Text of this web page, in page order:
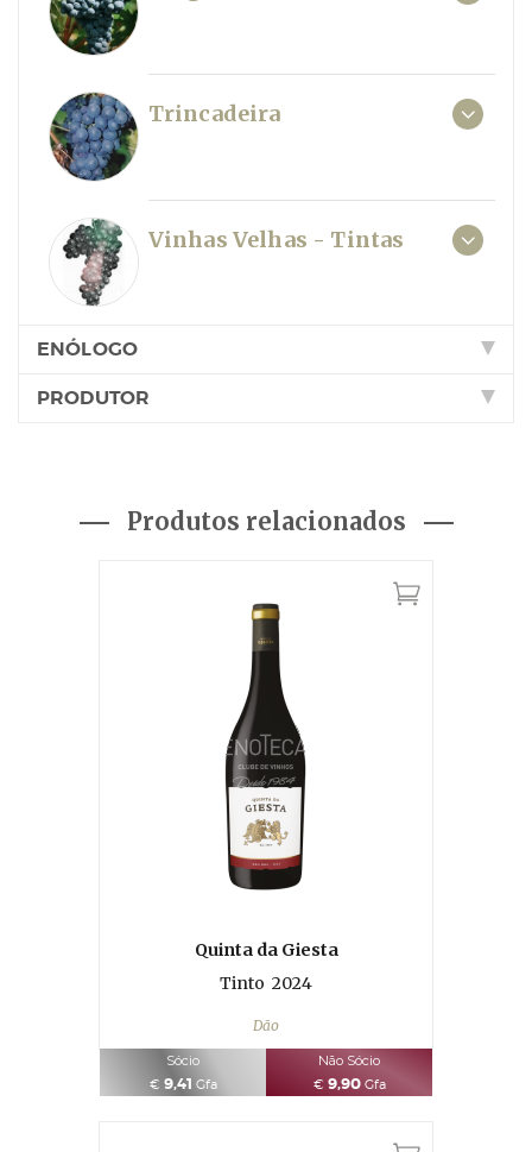
Trincadeira
Vinhas Velhas - Tintas
ENÓLOGO
PRODUTOR
Produtos relacionados
Quinta da Giesta
Tinto 2024
Dão
Sócio
€ 9,41 Gfa
Não Sócio
€ 9,90 Gfa